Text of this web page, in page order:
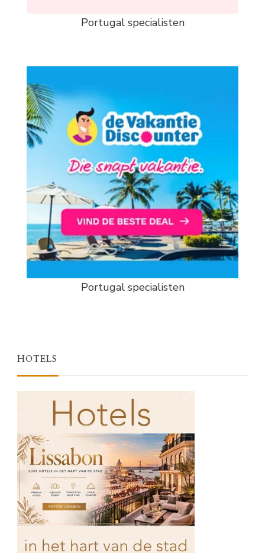
Portugal specialisten
Portugal specialisten
HOTELS